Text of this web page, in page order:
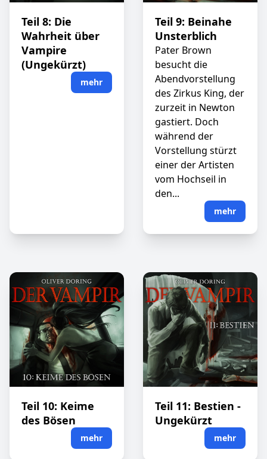
Teil 8: Die
Wahrheit über
Vampire
(Ungekürzt)
mehr
Teil 9: Beinahe
Unsterblich
Pater Brown
besucht die
Abendvorstellung
des Zirkus King, der
zurzeit in Newton
gastiert. Doch
während der
Vorstellung stürzt
einer der Artisten
vom Hochseil in
den...
mehr
Teil 10: Keime
des Bösen
mehr
Teil 11: Bestien -
Ungekürzt
mehr